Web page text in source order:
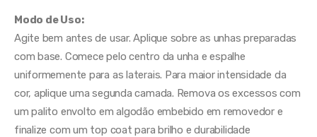
Modo de Uso:
Agite bem antes de usar. Aplique sobre as unhas preparadas
com base. Comece pelo centro da unha e espalhe
uniformemente para as laterais. Para maior intensidade da
cor, aplique uma segunda camada. Remova os excessos com
um palito envolto em algodão embebido em removedor e
finalize com um top coat para brilho e durabilidade